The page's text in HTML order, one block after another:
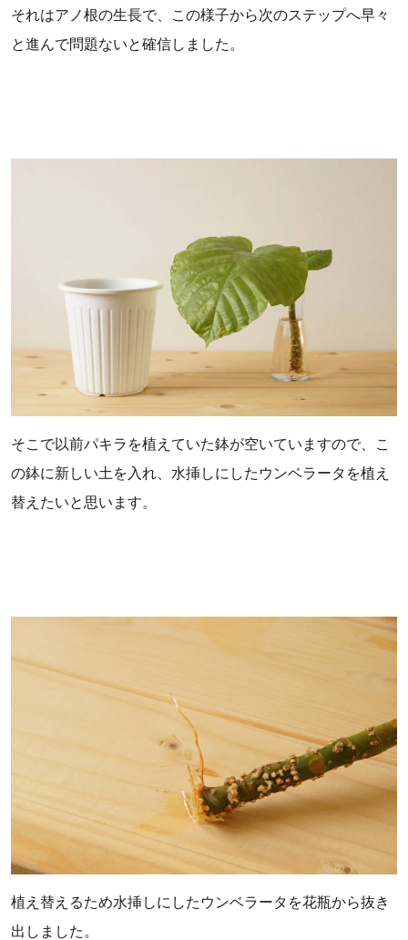
それはアノ根の生長で、この様子から次のステップへ早々
と進んで問題ないと確信しました。
そこで以前パキラを植えていた鉢が空いていますので、こ
の鉢に新しい土を入れ、水挿しにしたウンベラータを植え
替えたいと思います。
植え替えるため水挿しにしたウンベラータを花瓶から抜き
出しました。